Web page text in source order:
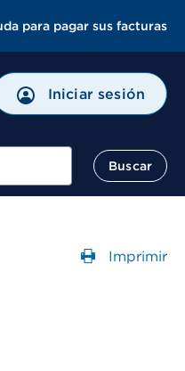
para pagar sus facturas
Iniciar sesión
Buscar
Imprimir